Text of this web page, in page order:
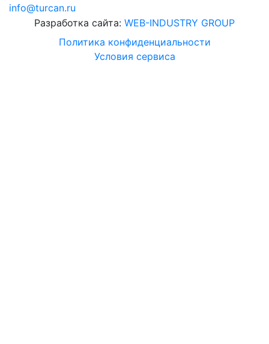
info@turcan.ru
Политика конфиденциальности
Условия сервиса
Разработка сайта: WEB-INDUSTRY GROUP